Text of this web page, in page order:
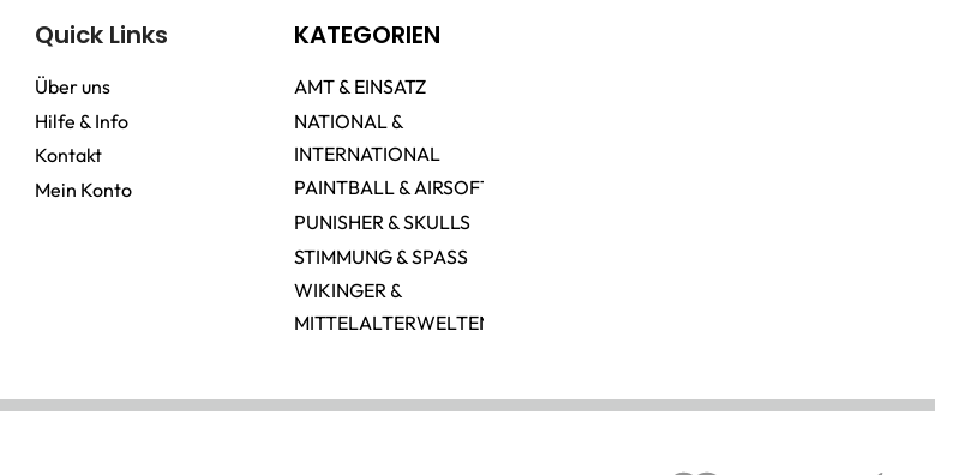
Quick Links
Über uns
Hilfe & Info
Kontakt
Mein Konto
KATEGORIEN
AMT & EINSATZ
NATIONAL &
INTERNATIONAL
PAINTBALL & AIRSOFT
PUNISHER & SKULLS
STIMMUNG & SPASS
WIKINGER &
MITTELALTERWELTEN